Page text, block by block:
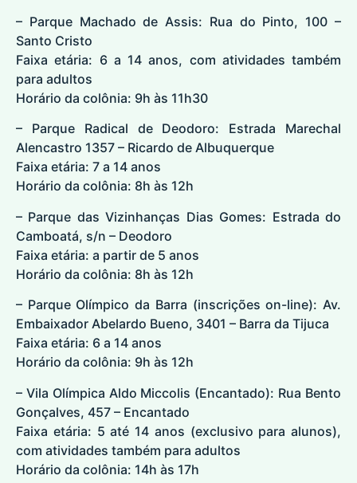
– Parque Machado de Assis: Rua do Pinto, 100 –
Santo Cristo
Faixa etária: 6 a 14 anos, com atividades também
para adultos
Horário da colônia: 9h às 11h30
– Parque Radical de Deodoro: Estrada Marechal
Alencastro 1357 – Ricardo de Albuquerque
Faixa etária: 7 a 14 anos
Horário da colônia: 8h às 12h
– Parque das Vizinhanças Dias Gomes: Estrada do
Camboatá, s/n – Deodoro
Faixa etária: a partir de 5 anos
Horário da colônia: 8h às 12h
– Parque Olímpico da Barra (inscrições on-line): Av.
Embaixador Abelardo Bueno, 3401 – Barra da Tijuca
Faixa etária: 6 a 14 anos
Horário da colônia: 9h às 12h
– Vila Olímpica Aldo Miccolis (Encantado): Rua Bento
Gonçalves, 457 – Encantado
Faixa etária: 5 até 14 anos (exclusivo para alunos),
com atividades também para adultos
Horário da colônia: 14h às 17h